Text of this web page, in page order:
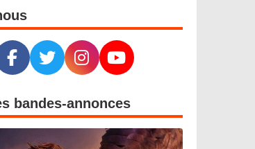
bandes-annonces